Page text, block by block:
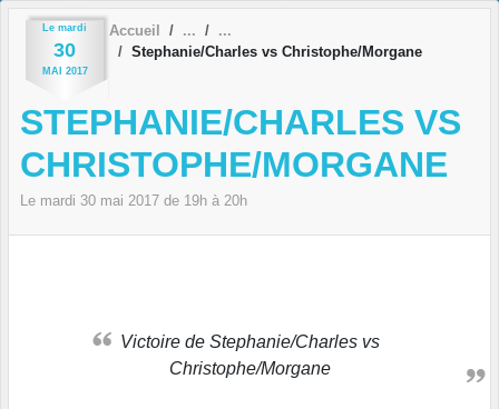
Le mardi
30
MAI 2017
Accueil
Stephanie/Charles vs Christophe/Morgane
STEPHANIE/CHARLES VS
CHRISTOPHE/MORGANE
Le mardi 30 mai 2017 de 19h à 20h
Victoire de Stephanie/Charles vs
Christophe/Morgane